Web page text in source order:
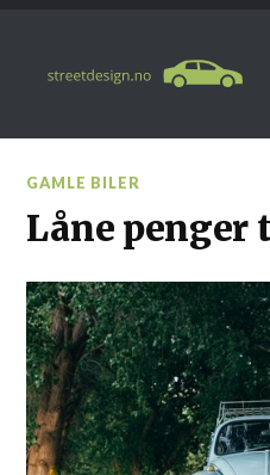
GAMLE BILER
Låne penger